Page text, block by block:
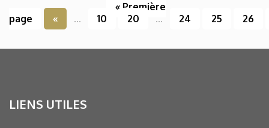
« Première
page
« ... 10 20 ... 24 25 26
LIENS UTILES